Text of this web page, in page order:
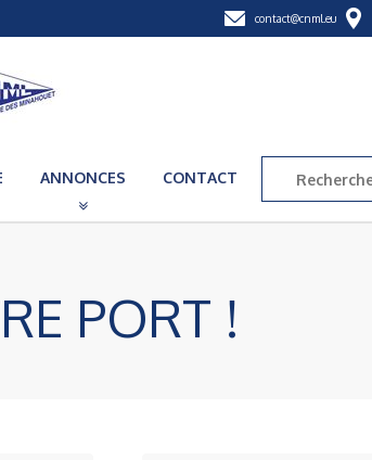
contact@cnml.eu
ANNONCES CONTACT
PORT !